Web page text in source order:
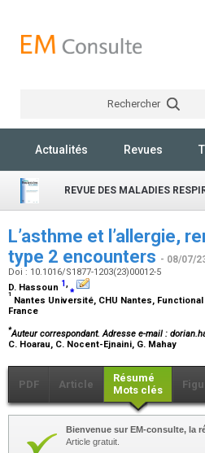
Rechercher
Actualités Revues
REVUE DES MALADIES
L’asthme et l’allergie,
type 2 encounters - 08/07/
Doi : 10.1016/S1877-1203(23)00012-5
D. Hassoun 1,⁎
1
Nantes Université, CHU Nantes,
France
*Auteur correspondant.Adresse e-mail :
C. Hoarau, C. Nocent-Ejnaini, G. Mahay
PDF Article
Résumé
Mots clés
Bienvenue sur EM-consulte, la
Article gratuit.